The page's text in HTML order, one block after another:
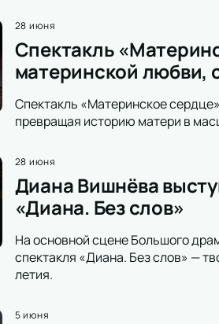
28 июня
Спектакль
материнской любви,
Спектакль «Материнское
превращая историю матери в
28 июня
Диана Вишнёва
«Диана. Без слов»
На основной сцене Большого
спектакля «Диана. Без слов» —
летия.
5 июня